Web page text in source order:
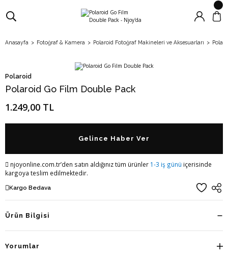
Anasayfa Fotoğraf & Kamera Polaroid Fotoğraf Makineleri ve Aksesuarları
Polaroid
Polaroid Go Film Double Pack
1.249,00 TL
Gelince Haber Ver
njoyonline.com.tr’den satın aldığınız tüm ürünler 1-3 iş günü içerisinde
kargoya teslim edilmektedir.
Kargo Bedava
Ürün Bilgisi
Yorumlar